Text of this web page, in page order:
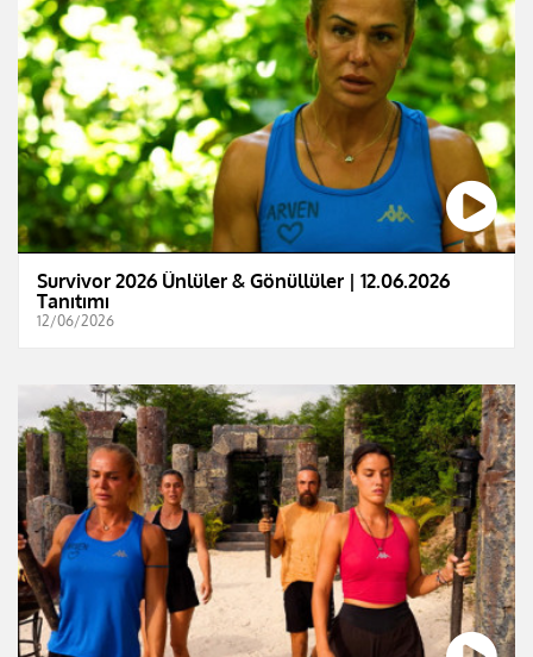
Survivor 2026 Ünlüler & Gönüllüler | 12.06.2026
Tanıtımı
12/06/2026